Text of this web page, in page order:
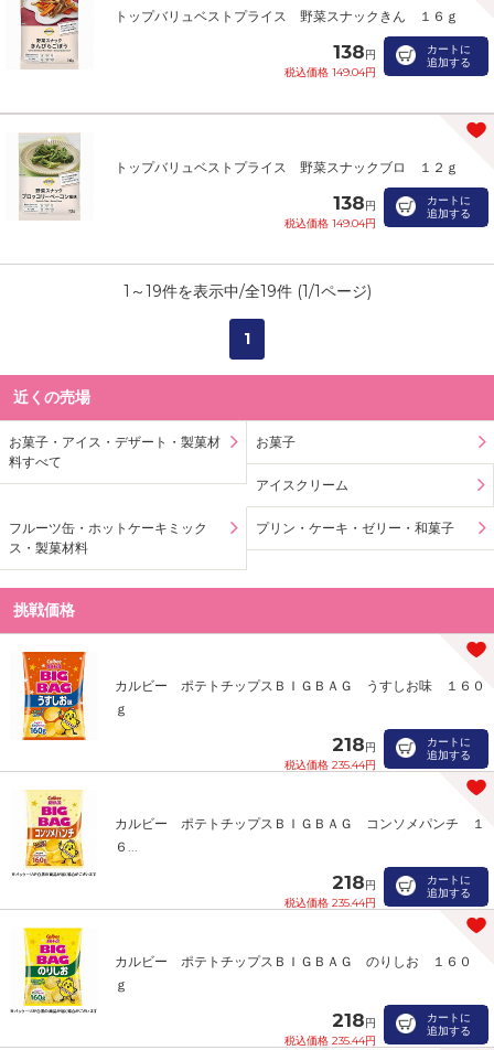
トップバリュベストプライス 野菜スナックきん １６ｇ
138円
税込価格 149.04円
カートに
追加する
トップバリュベストプライス 野菜スナックブロ １２ｇ
138円
税込価格 149.04円
カートに
追加する
1 ～19件を表示中/全19件 (1/1ページ)
1
近くの売場
お菓子・アイス・デザート・製菓材
料すべて
お菓子
アイスクリーム
プリン・ケーキ・ゼリー・和菓子
フルーツ缶・ホットケーキミック
ス・製菓材料
挑戦価格
カルビー ポテトチップスＢＩＧＢＡＧ うすしお味 １６０
ｇ
218円
税込価格 235.44円
カートに
追加する
カルビー ポテトチップスＢＩＧＢＡＧ コンソメパンチ １
６...
218円
税込価格 235.44円
カートに
追加する
カルビー ポテトチップスＢＩＧＢＡＧ のりしお １６０
ｇ
218円
税込価格 235.44円
カートに
追加する